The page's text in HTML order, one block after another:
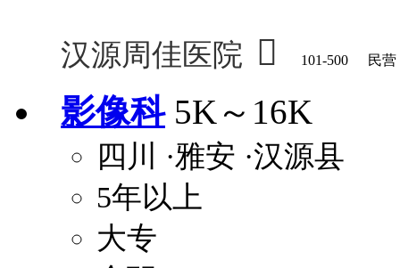
汉源周佳医院  101-500 民营
影像科 5K～16K
四川 ·雅安 ·汉源县
5年以上
大专